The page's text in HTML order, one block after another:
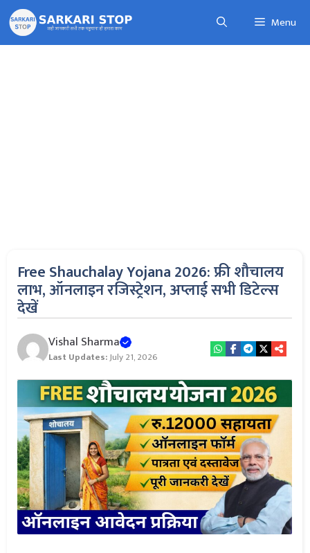
Skip
to
content
Menu
Free Shauchalay Yojana 2026: फ्री शौचालय
लाभ, ऑनलाइन रजिस्ट्रेशन, अप्लाई सभी डिटेल्स
देखें
Vishal Sharma
Last Updates:July 21, 2026